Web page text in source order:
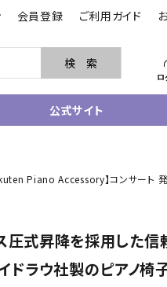
会員登録 ご利用ガイド
検 索
ロ
サクソフォン
クラリネット
その他木管
その他金管
公式サイト
Piano Accessory】コンサート
圧式昇降を採用した信
ドラウ社製のピアノ椅子